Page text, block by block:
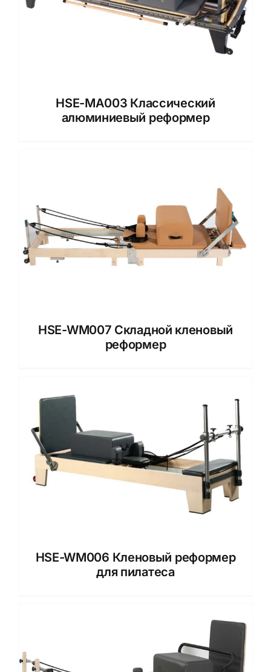
HSE-MA003 Классический
алюминиевый реформер
HSE-WM007 Складной кленовый
реформер
HSE-WM006 Кленовый реформер
для пилатеса